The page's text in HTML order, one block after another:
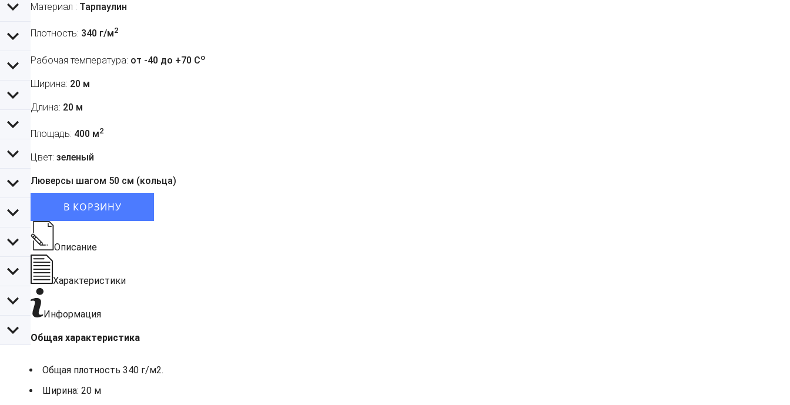
Материал : Тарпаулин
Плотность: 340 г/м2
Рабочая температура: от -40 до +70 Co
Ширина: 20 м
Длина: 20 м
Площадь: 400 м2
Цвет: зеленый
Люверсы шагом 50 см (кольца)
В КОРЗИНУ
Описание
Характеристики
Информация
Общая характеристика
Общая плотность 340 г/м2.
Ширина: 20 м